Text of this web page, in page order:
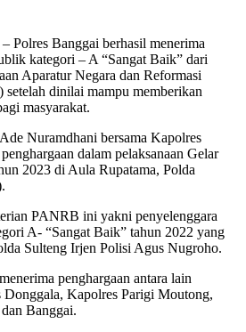
Polres Banggai berhasil menerima
kategori – A “Sangat Baik” dari
Aparatur Negara dan Reformasi
dinilai mampu memberikan
masyarakat.
Nuramdhani bersama Kapolres
dalam pelaksanaan Gelar
2023 di Aula Rupatama, Polda
PANRB ini yakni penyelenggara
A- “Sangat Baik” tahun 2022 yang
Sulteng Irjen Polisi Agus Nugroho.
penghargaan antara lain
Kapolres Parigi Moutong,
Banggai.